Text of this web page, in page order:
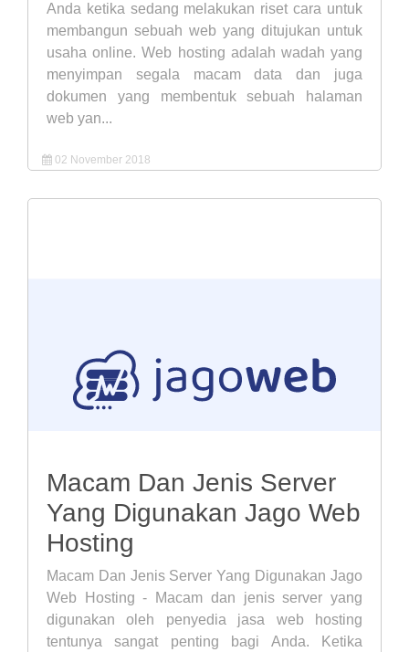
Anda ketika sedang melakukan riset cara untuk
membangun sebuah web yang ditujukan untuk
usaha online. Web hosting adalah wadah yang
menyimpan segala macam data dan juga
dokumen yang membentuk sebuah halaman
web yan...
02 November 2018
Macam Dan Jenis Server
Yang Digunakan Jago Web
Hosting
Macam Dan Jenis Server Yang Digunakan Jago
Web Hosting - Macam dan jenis server yang
digunakan oleh penyedia jasa web hosting
tentunya sangat penting bagi Anda. Ketika